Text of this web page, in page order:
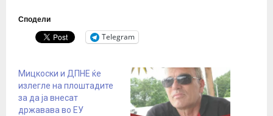
Сподели
Telegram
Мицкоски и ДПНЕ ќе
излегле на плоштадите
за да ја внесат
државава во ЕУ